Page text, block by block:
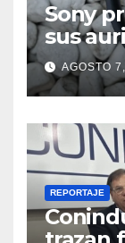
Sony
sus
AGOSTO
REPORTAJE